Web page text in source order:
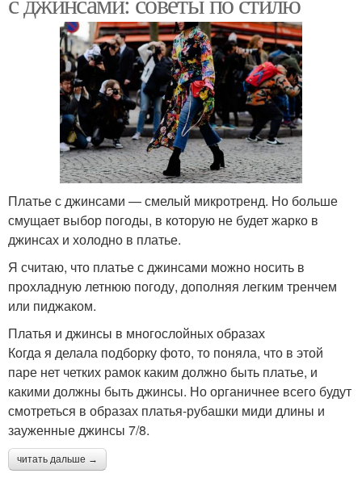
Платье с джинсами — смелый микротренд. Но больше
смущает выбор погоды, в которую не будет жарко в
джинсах и холодно в платье.
Я считаю, что платье с джинсами можно носить в
прохладную летнюю погоду, дополняя легким тренчем
или пиджаком.
Платья и джинсы в многослойных образах
Когда я делала подборку фото, то поняла, что в этой
паре нет четких рамок каким должно быть платье, и
какими должны быть джинсы. Но органичнее всего будут
смотреться в образах платья-рубашки миди длины и
зауженные джинсы 7/8.
читать дальше →